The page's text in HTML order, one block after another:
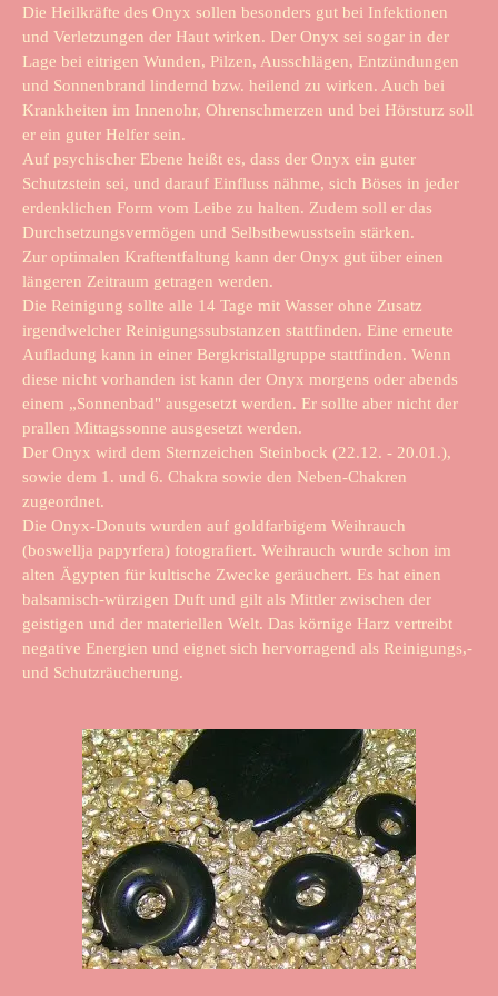
Die Heilkräfte des Onyx sollen besonders gut bei Infektionen
und Verletzungen der Haut wirken. Der Onyx sei sogar in der
Lage bei eitrigen Wunden, Pilzen, Ausschlägen, Entzündungen
und Sonnenbrand lindernd bzw. heilend zu wirken. Auch bei
Krankheiten im Innenohr, Ohrenschmerzen und bei Hörsturz soll
er ein guter Helfer sein.
Auf psychischer Ebene heißt es, dass der Onyx ein guter
Schutzstein sei, und darauf Einfluss nähme, sich Böses in jeder
erdenklichen Form vom Leibe zu halten. Zudem soll er das
Durchsetzungsvermögen und Selbstbewusstsein stärken.
Zur optimalen Kraftentfaltung kann der Onyx gut über einen
längeren Zeitraum getragen werden.
Die Reinigung sollte alle 14 Tage mit Wasser ohne Zusatz
irgendwelcher Reinigungssubstanzen stattfinden. Eine erneute
Aufladung kann in einer Bergkristallgruppe stattfinden. Wenn
diese nicht vorhanden ist kann der Onyx morgens oder abends
einem „Sonnenbad" ausgesetzt werden. Er sollte aber nicht der
prallen Mittagssonne ausgesetzt werden.
Der Onyx wird dem Sternzeichen Steinbock (22.12. - 20.01.),
sowie dem 1. und 6. Chakra sowie den Neben-Chakren
zugeordnet.
Die Onyx-Donuts wurden auf goldfarbigem Weihrauch
(boswellja papyrfera) fotografiert. Weihrauch wurde schon im
alten Ägypten für kultische Zwecke geräuchert. Es hat einen
balsamisch-würzigen Duft und gilt als Mittler zwischen der
geistigen und der materiellen Welt. Das körnige Harz vertreibt
negative Energien und eignet sich hervorragend als Reinigungs,-
und Schutzräucherung.